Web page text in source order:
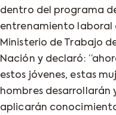
dentro del programa
entrenamiento laboral
Ministerio de Trabajo
Nación y declaró:
estos jóvenes, estas
hombres desarrollarán
aplicarán